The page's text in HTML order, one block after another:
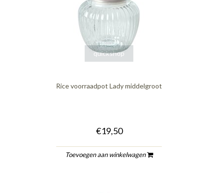
quickshop
Rice voorraadpot Lady middelgroot
€19,50
Toevoegen aan winkelwagen